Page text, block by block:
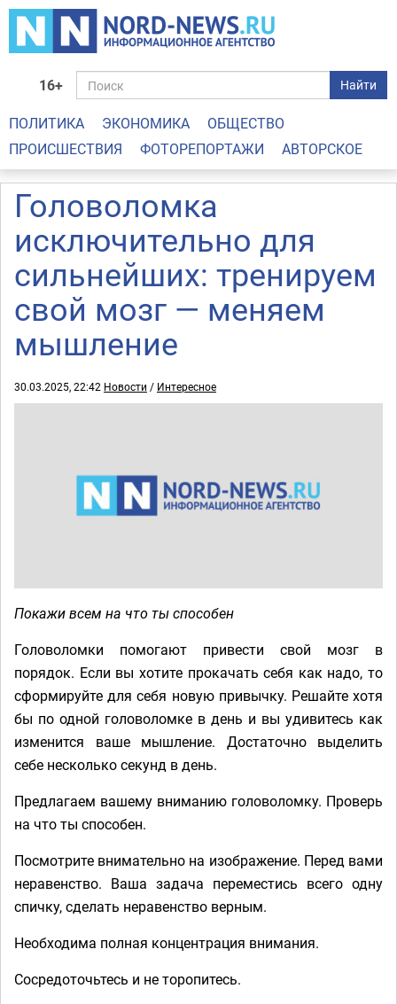
16+ Найти
ПОЛИТИКА ЭКОНОМИКА
ОБЩЕСТВО
ПРОИСШЕСТВИЯ
ФОТОРЕПОРТАЖИ АВТОРСКОЕ
Головоломка
исключительно для
сильнейших: тренируем
свой мозг — меняем
мышление
30.03.2025, 22:42 Новости / Интересное
Покажи всем на что ты способен
Головоломки помогают привести свой мозг в
порядок. Если вы хотите прокачать себя как надо, то
сформируйте для себя новую привычку. Решайте хотя
бы по одной головоломке в день и вы удивитесь как
изменится ваше мышление. Достаточно выделить
себе несколько секунд в день.
Предлагаем вашему вниманию головоломку. Проверь
на что ты способен.
Посмотрите внимательно на изображение. Перед вами
неравенство. Ваша задача переместись всего одну
спичку, сделать неравенство верным.
Необходима полная концентрация внимания.
Сосредоточьтесь и не торопитесь.